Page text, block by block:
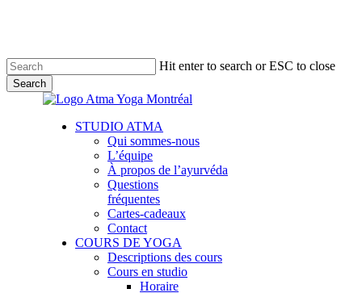
content
Hit enter to search or ESC to close
Search
Menu
STUDIO ATMA
Qui sommes-nous
L’équipe
À propos de l’ayurvéda
Questions
fréquentes
Cartes-cadeaux
Contact
COURS DE YOGA
Descriptions des cours
Cours en studio
Horaire